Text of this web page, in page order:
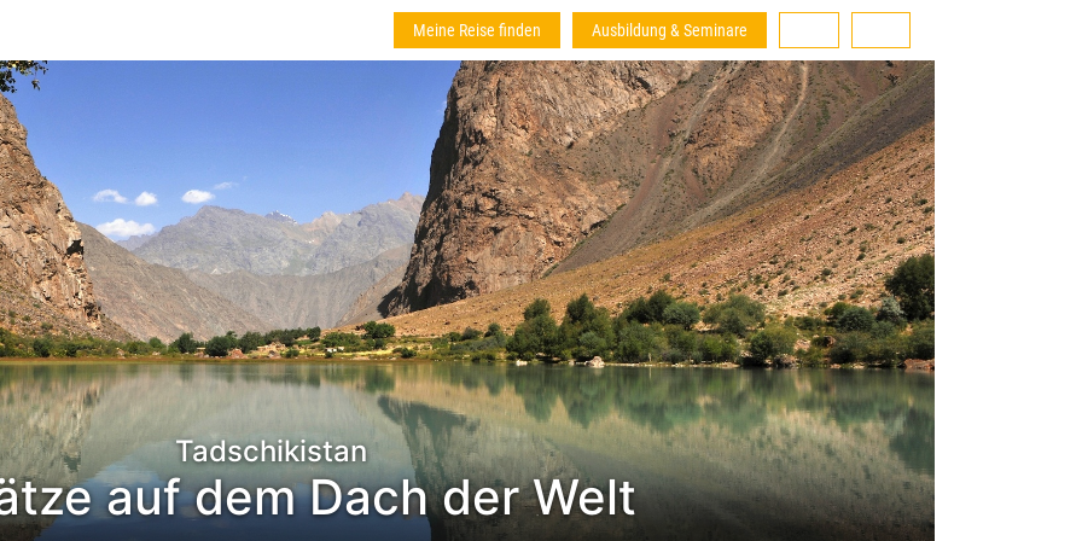
Meine Reise finden Ausbildung & Seminare
Tadschikistan
auf dem Dach der Welt